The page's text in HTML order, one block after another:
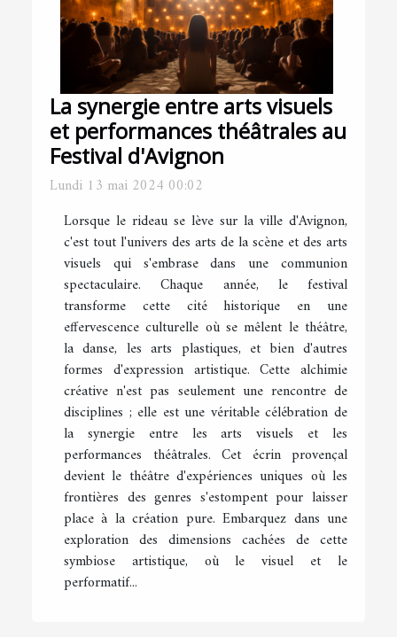
La synergie entre arts visuels
et performances théâtrales au
Festival d'Avignon
Lundi 13 mai 2024 00:02
Lorsque le rideau se lève sur la ville d'Avignon,
c'est tout l'univers des arts de la scène et des arts
visuels qui s'embrase dans une communion
spectaculaire. Chaque année, le festival
transforme cette cité historique en une
effervescence culturelle où se mêlent le théâtre,
la danse, les arts plastiques, et bien d'autres
formes d'expression artistique. Cette alchimie
créative n'est pas seulement une rencontre de
disciplines ; elle est une véritable célébration de
la synergie entre les arts visuels et les
performances théâtrales. Cet écrin provençal
devient le théâtre d'expériences uniques où les
frontières des genres s'estompent pour laisser
place à la création pure. Embarquez dans une
exploration des dimensions cachées de cette
symbiose artistique, où le visuel et le
performatif...